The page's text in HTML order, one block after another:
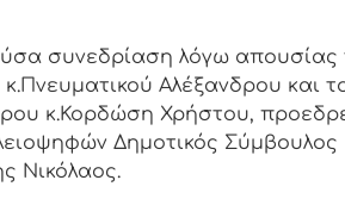
συνεδρίαση λόγω απουσίας
Αλέξανδρου και
κ.Κορδώση Χρήστου,
Δημοτικός Σύμβουλος
Νικόλαος.